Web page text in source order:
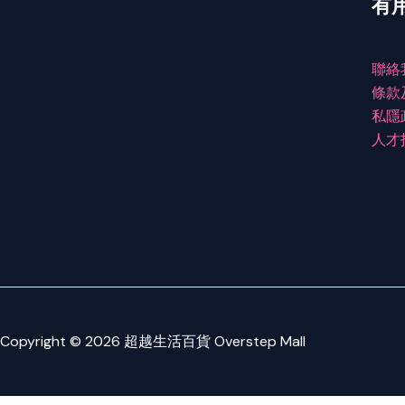
有
聯絡
條款
私隱
人才
Copyright © 2026 超越生活百貨 Overstep Mall